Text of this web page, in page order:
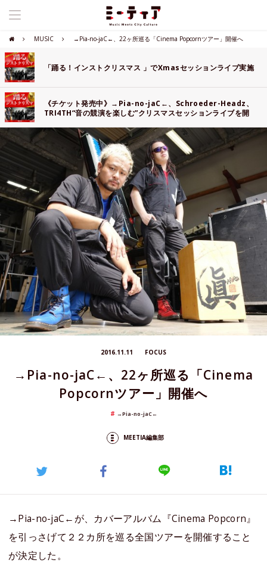
MUSIC →Pia-no-jaC←、22ヶ所巡る「Cinema Popcornツアー」開催へ
「踊る！インストクリスマス 」でXmasセッションライブ実施
《チケット発売中》→Pia-no-jaC←、Schroeder-Headz、
TRI4TH“音の競演を楽しむ”クリスマスセッションライブを開
2016.11.11 FOCUS
→Pia-no-jaC←、22ヶ所巡る「Cinema
Popcornツアー」開催へ
→Pia-no-jaC←
MEETIA編集部
→Pia-no-jaC←が、カバーアルバム『Cinema Popcorn』
を引っさげて２２カ所を巡る全国ツアーを開催すること
が決定した。